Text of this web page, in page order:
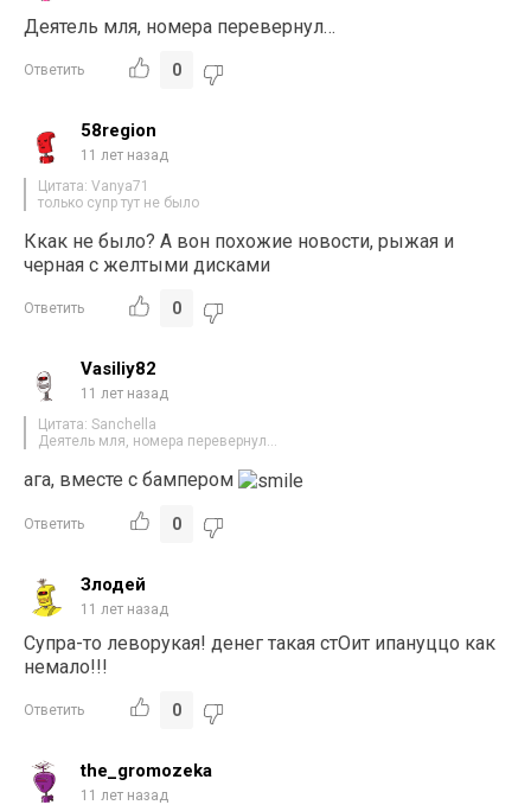
Деятель мля, номера перевернул…
Ответить 0
58region
11 лет назад
Цитата: Vanya71
только супр тут не было
Ккак не было? А вон похожие новости, рыжая и
черная с желтыми дисками
Ответить 0
Vasiliy82
11 лет назад
Цитата: Sanchella
Деятель мля, номера перевернул…
ага, вместе с бампером
Ответить 0
Злодей
11 лет назад
Супра-то леворукая! денег такая стОит ипануццо как
немало!!!
Ответить 0
the_gromozeka
11 лет назад